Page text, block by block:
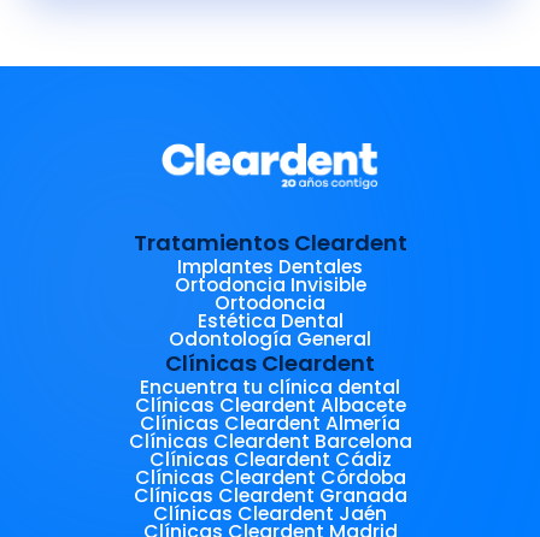
Tratamientos Cleardent
Implantes Dentales
Ortodoncia Invisible
Ortodoncia
Estética Dental
Odontología General
Clínicas Cleardent
Encuentra tu clínica dental
Clínicas Cleardent Albacete
Clínicas Cleardent Almería
Clínicas Cleardent Barcelona
Clínicas Cleardent Cádiz
Clínicas Cleardent Córdoba
Clínicas Cleardent Granada
Clínicas Cleardent Jaén